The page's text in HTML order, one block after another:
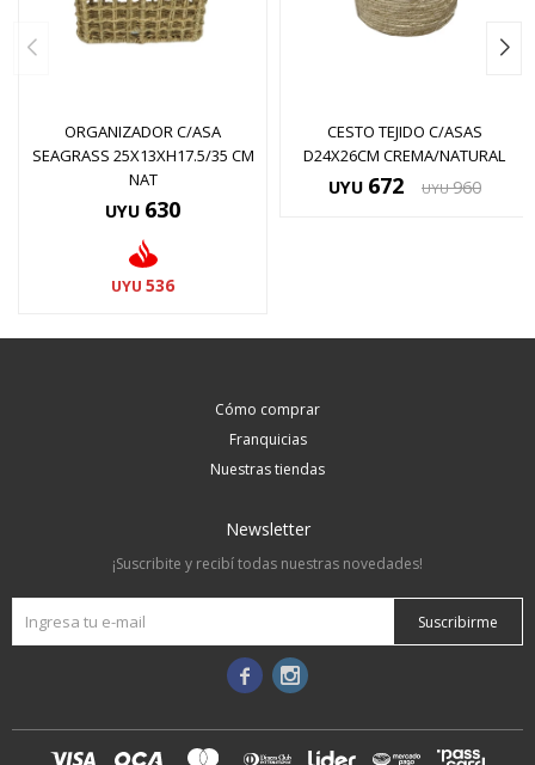
ORGANIZADOR C/ASA
SEAGRASS 25X13XH17.5/35 CM
NAT
UYU 630
UYU 536
CESTO TEJIDO C/ASAS
D24X26CM CREMA/NATURAL
UYU 672 UYU 960
Cómo comprar
Franquicias
Nuestras tiendas
Newsletter
¡Suscribite y recibí todas nuestras novedades!
Suscribirme
 